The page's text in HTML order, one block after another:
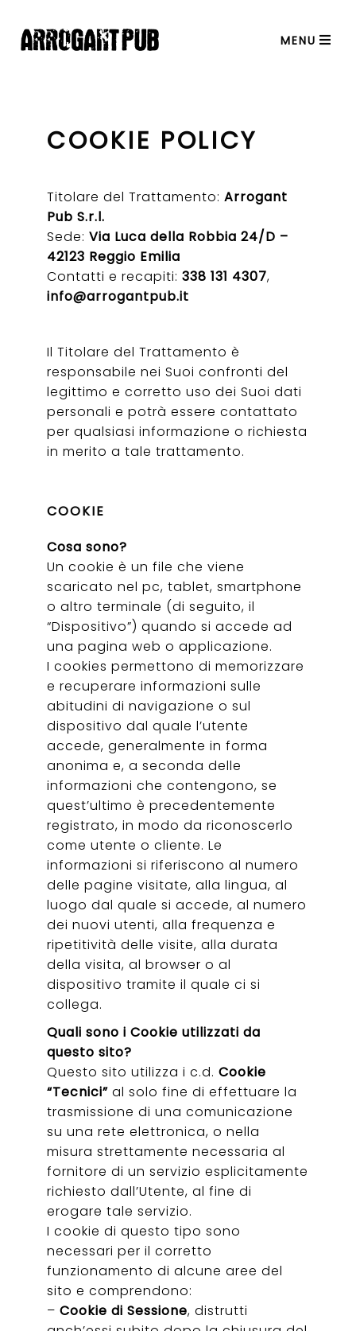
MENU
COOKIE POLICY
Titolare del Trattamento: Arrogant
Pub S.r.l.
Sede: Via Luca della Robbia 24/D –
42123 Reggio Emilia
Contatti e recapiti: 338 131 4307,
info@arrogantpub.it
Il Titolare del Trattamento è
responsabile nei Suoi confronti del
legittimo e corretto uso dei Suoi dati
personali e potrà essere contattato
per qualsiasi informazione o richiesta
in merito a tale trattamento.
COOKIE
Cosa sono?
Un cookie è un file che viene
scaricato nel pc, tablet, smartphone
o altro terminale (di seguito, il
“Dispositivo”) quando si accede ad
una pagina web o applicazione.
I cookies permettono di memorizzare
e recuperare informazioni sulle
abitudini di navigazione o sul
dispositivo dal quale l’utente
accede, generalmente in forma
anonima e, a seconda delle
informazioni che contengono, se
quest’ultimo è precedentemente
registrato, in modo da riconoscerlo
come utente o cliente. Le
informazioni si riferiscono al numero
delle pagine visitate, alla lingua, al
luogo dal quale si accede, al numero
dei nuovi utenti, alla frequenza e
ripetitività delle visite, alla durata
della visita, al browser o al
dispositivo tramite il quale ci si
collega.
Quali sono i Cookie utilizzati da
questo sito?
Questo sito utilizza i c.d. Cookie
“Tecnici” al solo fine di effettuare la
trasmissione di una comunicazione
su una rete elettronica, o nella
misura strettamente necessaria al
fornitore di un servizio esplicitamente
richiesto dall’Utente, al fine di
erogare tale servizio.
I cookie di questo tipo sono
necessari per il corretto
funzionamento di alcune aree del
sito e comprendono:
– Cookie di Sessione, distrutti